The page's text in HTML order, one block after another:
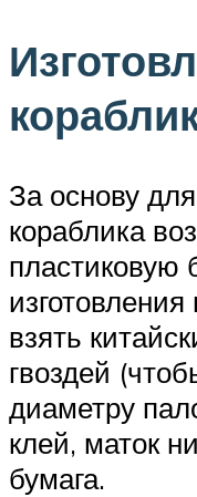
За основу
кораблика
пластиковую
взять
гвоздей
диаметру
клей, маток
бумага.